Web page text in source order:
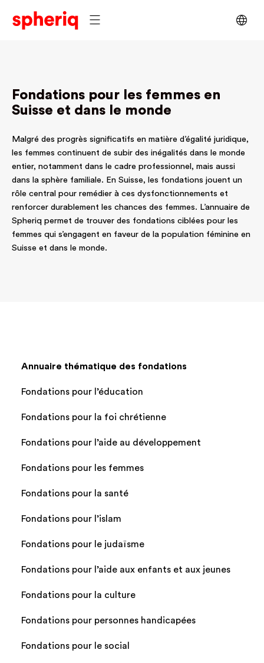
Fondations pour les femmes en
Suisse et dans le monde
Malgré des progrès significatifs en matière d’égalité juridique,
les femmes continuent de subir des inégalités dans le monde
entier, notamment dans le cadre professionnel, mais aussi
dans la sphère familiale. En Suisse, les fondations jouent un
rôle central pour remédier à ces dysfonctionnements et
renforcer durablement les chances des femmes. L’annuaire de
Spheriq permet de trouver des fondations ciblées pour les
femmes qui s’engagent en faveur de la population féminine en
Suisse et dans le monde.
Annuaire thématique des fondations
Fondations pour l’éducation
Fondations pour la foi chrétienne
Fondations pour l’aide au développement
Fondations pour les femmes
Fondations pour la santé
Fondations pour l’islam
Fondations pour le judaïsme
Fondations pour l’aide aux enfants et aux jeunes
Fondations pour la culture
Fondations pour personnes handicapées
Fondations pour le social